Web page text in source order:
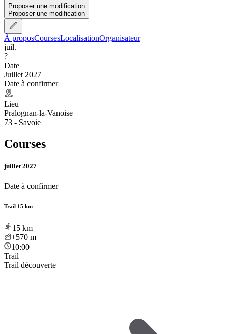
Proposer une modification
Proposer une modification
À proposCoursesLocalisationOrganisateur
juil.
?
Date
Juillet 2027
Date à confirmer
Lieu
Pralognan-la-Vanoise
73 - Savoie
Courses
juillet 2027
Date à confirmer
Trail 15 km
15 km
+570 m
10:00
Trail
Trail découverte